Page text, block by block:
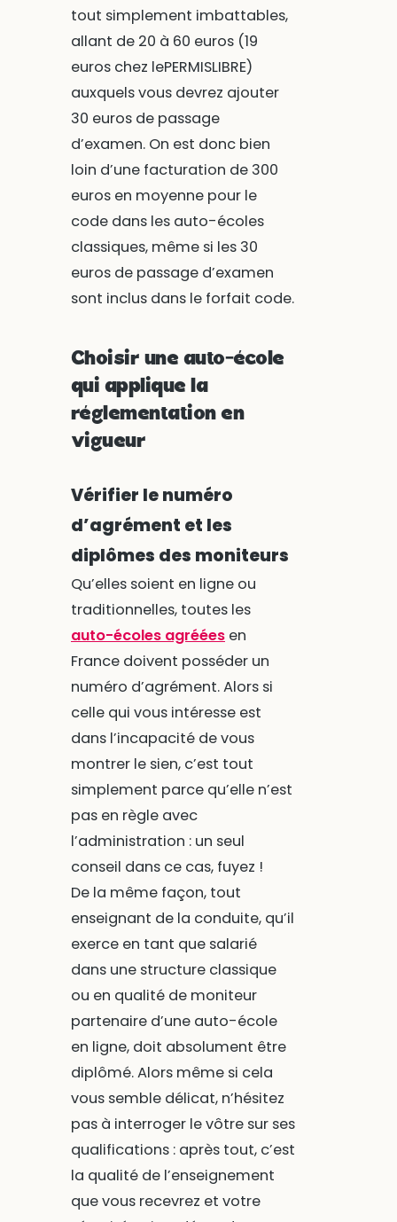
tout simplement imbattables,
allant de 20 à 60 euros (19
euros chez lePERMISLIBRE)
auxquels vous devrez ajouter
30 euros de passage
d’examen. On est donc bien
loin d’une facturation de 300
euros en moyenne pour le
code dans les auto-écoles
classiques, même si les 30
euros de passage d’examen
sont inclus dans le forfait code.
Choisir une auto-école
qui applique la
réglementation en
vigueur
Vérifier le numéro
d’agrément et les
diplômes des moniteurs
Qu’elles soient en ligne ou
traditionnelles, toutes les
auto-écoles agrééesen
France doivent posséder un
numéro d’agrément. Alors si
celle qui vous intéresse est
dans l’incapacité de vous
montrer le sien, c’est tout
simplement parce qu’elle n’est
pas en règle avec
l’administration : un seul
conseil dans ce cas, fuyez !
De la même façon, tout
enseignant de la conduite, qu’il
exerce en tant que salarié
dans une structure classique
ou en qualité de moniteur
partenaire d’une auto-école
en ligne, doit absolument être
diplômé. Alors même si cela
vous semble délicat, n’hésitez
pas à interroger le vôtre sur ses
qualifications : après tout, c’est
la qualité de l’enseignement
que vous recevrez et votre